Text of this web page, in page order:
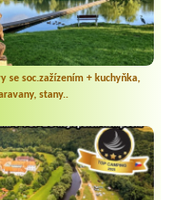
se soc.zažízením + kuchyňka,
stany..